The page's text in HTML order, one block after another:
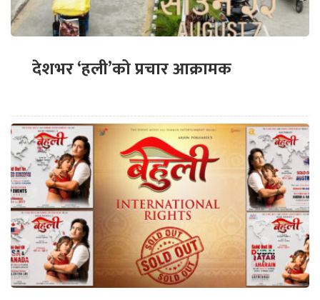
देशभर ‘हली’को प्रचार आक्रामक